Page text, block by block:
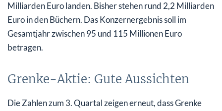
Milliarden Euro landen. Bisher stehen rund 2,2 Milliarden
Euro in den Büchern. Das Konzernergebnis soll im
Gesamtjahr zwischen 95 und 115 Millionen Euro
betragen.
Grenke-Aktie: Gute Aussichten
Die Zahlen zum 3. Quartal zeigen erneut, dass Grenke